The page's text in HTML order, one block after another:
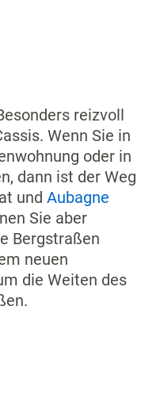
reizvoll
Wenn Sie in
oder in
dann ist der Weg
und Aubagne
Sie aber
Bergstraßen
neuen
die Weiten des